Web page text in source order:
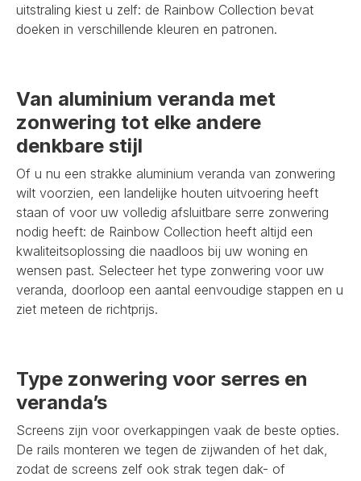
uitstraling kiest u zelf: de Rainbow Collection bevat
doeken in verschillende kleuren en patronen.
Van aluminium veranda met
zonwering tot elke andere
denkbare stijl
Of u nu een strakke aluminium veranda van zonwering
wilt voorzien, een landelijke houten uitvoering heeft
staan of voor uw volledig afsluitbare serre zonwering
nodig heeft: de Rainbow Collection heeft altijd een
kwaliteitsoplossing die naadloos bij uw woning en
wensen past. Selecteer het type zonwering voor uw
veranda, doorloop een aantal eenvoudige stappen en u
ziet meteen de richtprijs.
Type zonwering voor serres en
veranda’s
Screens zijn voor overkappingen vaak de beste opties.
De rails monteren we tegen de zijwanden of het dak,
zodat de screens zelf ook strak tegen dak- of